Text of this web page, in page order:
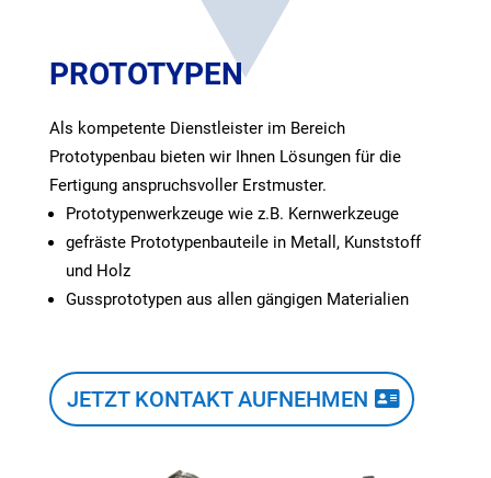
PROTOTYPEN
Als kompetente Dienstleister im Bereich
Prototypenbau bieten wir Ihnen Lösungen für die
Fertigung anspruchsvoller Erstmuster.
Prototypenwerkzeuge wie z.B. Kernwerkzeuge
gefräste Prototypenbauteile in Metall, Kunststoff
und Holz
Gussprototypen aus allen gängigen Materialien
JETZT KONTAKT AUFNEHMEN